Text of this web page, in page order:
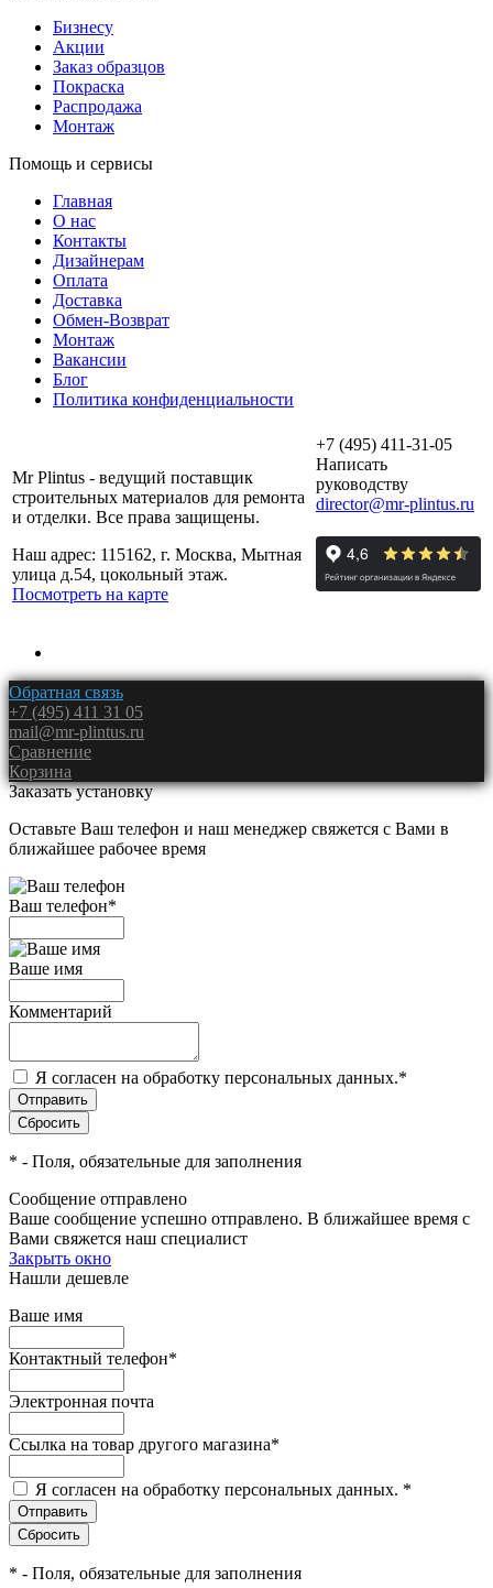
Бизнесу
Акции
Заказ образцов
Покраска
Распродажа
Монтаж
Помощь и сервисы
Главная
О нас
Контакты
Дизайнерам
Оплата
Доставка
Обмен-Возврат
Монтаж
Вакансии
Блог
Политика конфиденциальности
Mr Plintus - ведущий поставщик
строительных материалов для ремонта
и отделки. Все права защищены.
Наш адрес: 115162, г. Москва, Мытная
улица д.54, цокольный этаж.
Посмотреть на карте
+7 (495) 411-31-05
Написать
руководству
director@mr-plintus.ru
Обратная связь
+7 (495) 411 31 05
mail@mr-plintus.ru
Сравнение
Корзина
Заказать установку
Оставьте Ваш телефон и наш менеджер свяжется с Вами в
ближайшее рабочее время
Ваш телефон*
Ваше имя
Комментарий
Я согласен на обработку персональных данных.*
* - Поля, обязательные для заполнения
Сообщение отправлено
Ваше сообщение успешно отправлено. В ближайшее время с
Вами свяжется наш специалист
Закрыть окно
Нашли дешевле
Ваше имя
Контактный телефон*
Электронная почта
Ссылка на товар другого магазина*
Я согласен на обработку персональных данных. *
* - Поля, обязательные для заполнения